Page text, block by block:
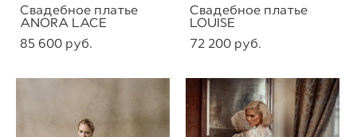
Свадебное платье
ANORA LACE
85 600 pуб.
Свадебное платье
LOUISE
72 200 pуб.